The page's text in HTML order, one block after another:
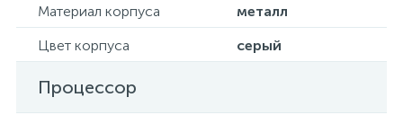
Материал корпуса
металл
Цвет корпуса
серый
Процессор